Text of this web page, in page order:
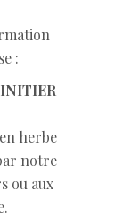
:
herbe
notre
ou aux